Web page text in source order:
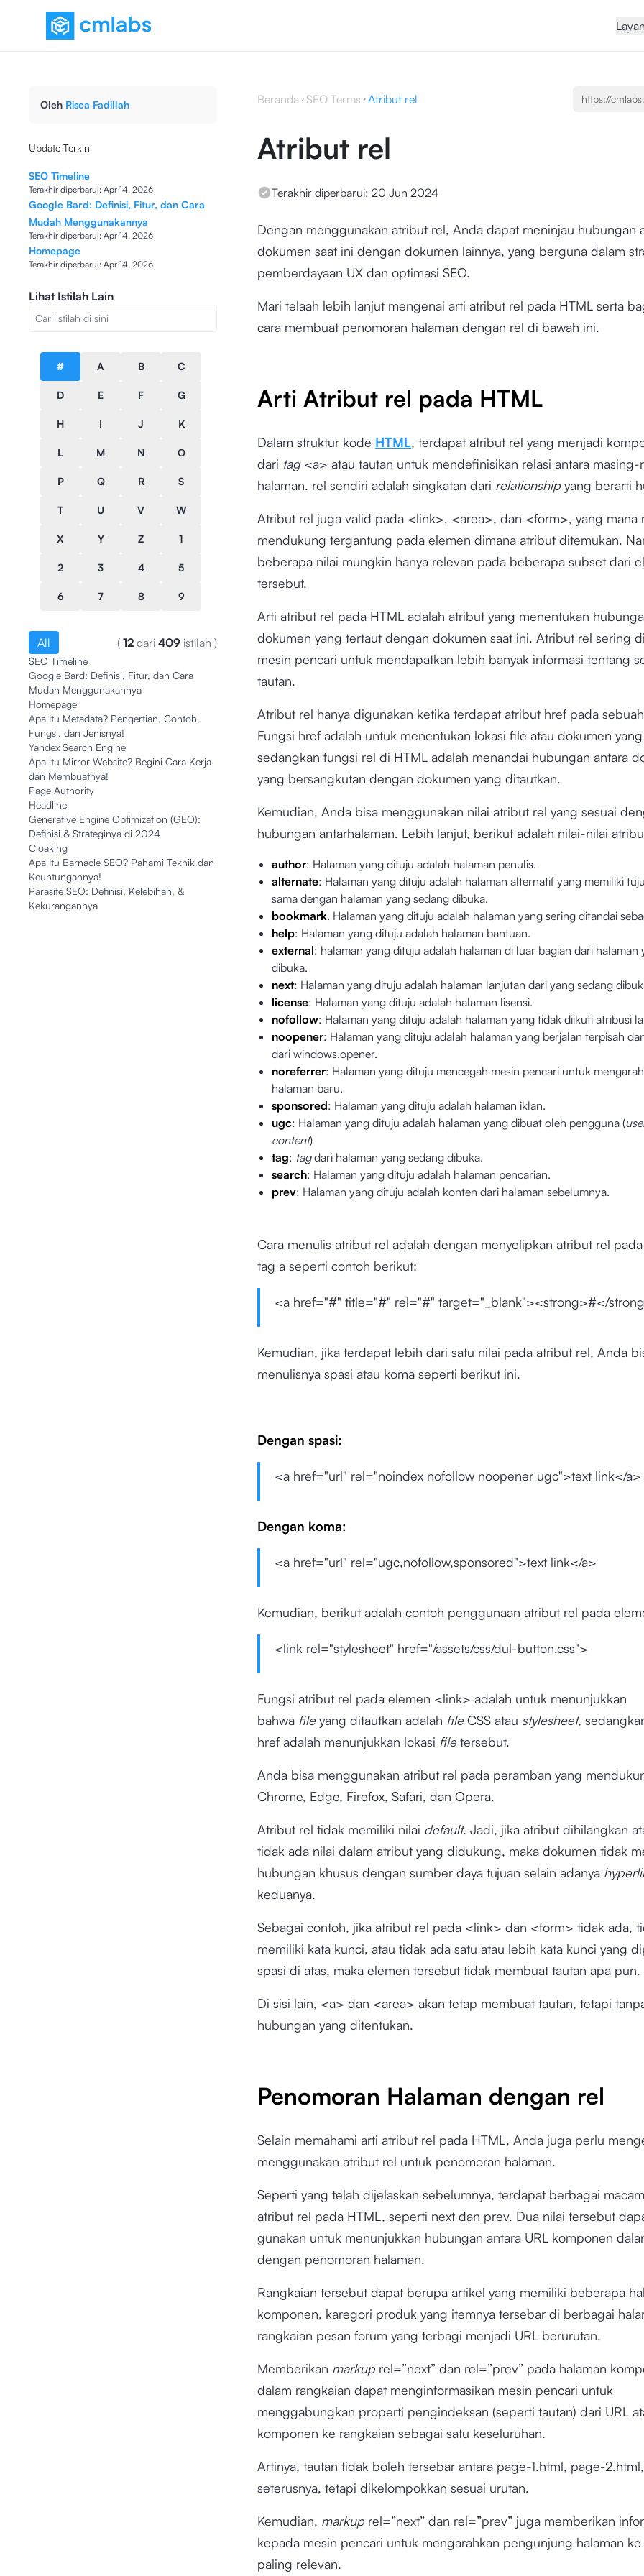
Oleh Risca Fadillah
Update Terkini
SEO Timeline
Terakhir diperbarui: Apr 14, 2026
Google Bard: Definisi, Fitur, dan Cara
Mudah Menggunakannya
Terakhir diperbarui: Apr 14, 2026
Homepage
Terakhir diperbarui: Apr 14, 2026
Lihat Istilah Lain
# A B C
D E F G
H I J K
L M N O
P Q R S
T U V W
X Y Z 1
2 3 4 5
6 7 8 9
All ( 12 dari 409 istilah )
SEO Timeline
Google Bard: Definisi, Fitur, dan Cara
Mudah Menggunakannya
Homepage
Apa Itu Metadata? Pengertian, Contoh,
Fungsi, dan Jenisnya!
Yandex Search Engine
Apa itu Mirror Website? Begini Cara Kerja
dan Membuatnya!
Page Authority
Headline
Generative Engine Optimization (GEO):
Definisi & Strateginya di 2024
Cloaking
Apa Itu Barnacle SEO? Pahami Teknik dan
Keuntungannya!
Parasite SEO: Definisi, Kelebihan, &
Kekurangannya
Beranda SEO Terms Atribut rel
Atribut rel
Terakhir diperbarui: 20 Jun 2024
Dengan menggunakan atribut rel, Anda dapat meninjau hubungan
dokumen saat ini dengan dokumen lainnya, yang berguna dalam
pemberdayaan UX dan optimasi SEO.
Mari telaah lebih lanjut mengenai arti atribut rel pada HTML serta
cara membuat penomoran halaman dengan rel di bawah ini.
Arti Atribut rel pada HTML
Dalam struktur kode HTML, terdapat atribut rel yang menjadi
dari tag<a> atau tautan untuk mendefinisikan relasi antara masing-
halaman. rel sendiri adalah singkatan dari relationshipyang berarti
Atribut rel juga valid pada <link>, <area>, dan <form>, yang mana
mendukung tergantung pada elemen dimana atribut ditemukan.
beberapa nilai mungkin hanya relevan pada beberapa subset dari
tersebut.
Arti atribut rel pada HTML adalah atribut yang menentukan
dokumen yang tertaut dengan dokumen saat ini. Atribut rel sering
mesin pencari untuk mendapatkan lebih banyak informasi tentang
tautan.
Atribut rel hanya digunakan ketika terdapat atribut href pada
Fungsi href adalah untuk menentukan lokasi file atau dokumen
sedangkan fungsi rel di HTML adalah menandai hubungan antara
yang bersangkutan dengan dokumen yang ditautkan.
Kemudian, Anda bisa menggunakan nilai atribut rel yang sesuai
hubungan antarhalaman. Lebih lanjut, berikut adalah nilai-nilai
author: Halaman yang dituju adalah halaman penulis.
alternate: Halaman yang dituju adalah halaman alternatif yang memiliki
sama dengan halaman yang sedang dibuka.
bookmark. Halaman yang dituju adalah halaman yang sering ditandai
help: Halaman yang dituju adalah halaman bantuan.
external: halaman yang dituju adalah halaman di luar bagian dari halaman
dibuka.
next: Halaman yang dituju adalah halaman lanjutan dari yang sedang
license: Halaman yang dituju adalah halaman lisensi.
nofollow: Halaman yang dituju adalah halaman yang tidak diikuti atribusi
noopener: Halaman yang dituju adalah halaman yang berjalan terpisah
dari windows.opener.
noreferrer: Halaman yang dituju mencegah mesin pencari untuk
halaman baru.
sponsored: Halaman yang dituju adalah halaman iklan.
ugc: Halaman yang dituju adalah halaman yang dibuat oleh pengguna (
content)
tag: tagdari halaman yang sedang dibuka.
search: Halaman yang dituju adalah halaman pencarian.
prev: Halaman yang dituju adalah konten dari halaman sebelumnya.
Cara menulis atribut rel adalah dengan menyelipkan atribut rel
tag a seperti contoh berikut:
<a href="#" title="#" rel="#" target="_blank"><strong>#</
Kemudian, jika terdapat lebih dari satu nilai pada atribut rel, Anda
menulisnya spasi atau koma seperti berikut ini.
Dengan spasi:
<a href="url" rel="noindex nofollow noopener ugc">text link</a>
Dengan koma:
<a href="url" rel="ugc,nofollow,sponsored">text link</a>
Kemudian, berikut adalah contoh penggunaan atribut rel pada
<link rel="stylesheet" href="/assets/css/dul-button.css">
Fungsi atribut rel pada elemen <link> adalah untuk menunjukkan
bahwa file yang ditautkan adalah file CSS atau stylesheet,
href adalah menunjukkan lokasi file tersebut.
Anda bisa menggunakan atribut rel pada peramban yang
Chrome, Edge, Firefox, Safari, dan Opera.
Atribut rel tidak memiliki nilai default. Jadi, jika atribut dihilangkan
tidak ada nilai dalam atribut yang didukung, maka dokumen tidak
hubungan khusus dengan sumber daya tujuan selain adanya
keduanya.
Sebagai contoh, jika atribut rel pada <link> dan <form> tidak ada,
memiliki kata kunci, atau tidak ada satu atau lebih kata kunci yang
spasi di atas, maka elemen tersebut tidak membuat tautan apa pun.
Di sisi lain, <a> dan <area> akan tetap membuat tautan, tetapi
hubungan yang ditentukan.
Penomoran Halaman dengan rel
Selain memahami arti atribut rel pada HTML, Anda juga perlu
menggunakan atribut rel untuk penomoran halaman.
Seperti yang telah dijelaskan sebelumnya, terdapat berbagai
atribut rel pada HTML, seperti next dan prev. Dua nilai tersebut
gunakan untuk menunjukkan hubungan antara URL komponen
dengan penomoran halaman.
Rangkaian tersebut dapat berupa artikel yang memiliki beberapa
komponen, karegori produk yang itemnya tersebar di berbagai
rangkaian pesan forum yang terbagi menjadi URL berurutan.
Memberikan markup rel=”next” dan rel=”prev” pada halaman
dalam rangkaian dapat menginformasikan mesin pencari untuk
menggabungkan properti pengindeksan (seperti tautan) dari URL
komponen ke rangkaian sebagai satu keseluruhan.
Artinya, tautan tidak boleh tersebar antara page-1.html, page-
seterusnya, tetapi dikelompokkan sesuai urutan.
Kemudian, markup rel=”next” dan rel=”prev” juga memberikan
kepada mesin pencari untuk mengarahkan pengunjung halaman ke
paling relevan.